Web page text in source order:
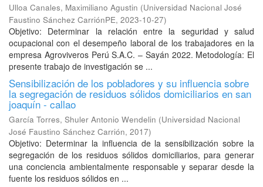
Ulloa Canales, Maximiliano Agustin (Universidad Nacional José
Faustino Sánchez CarriónPE, 2023-10-27)
Objetivo: Determinar la relación entre la seguridad y salud
ocupacional con el desempeño laboral de los trabajadores en la
empresa Agroviveros Perú S.A.C. – Sayán 2022. Metodología: El
presente trabajo de investigación se ...
Sensibilización de los pobladores y su influencia sobre
la segregación de residuos sólidos domiciliarios en san
joaquín - callao
García Torres, Shuler Antonio Wendelin (Universidad Nacional
José Faustino Sánchez Carrión, 2017)
Objetivo: Determinar la influencia de la sensibilización sobre la
segregación de los residuos sólidos domiciliarios, para generar
una conciencia ambientalmente responsable y separar desde la
fuente los residuos sólidos en ...